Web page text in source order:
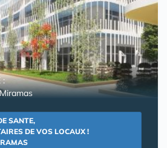
:
SANTE,
DE VOS LOCAUX !